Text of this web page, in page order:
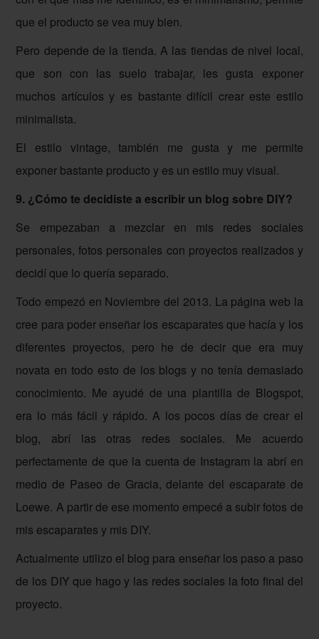
que el producto se vea muy bien.
Pero depende de la tienda. A las tiendas de nivel local,
que son con las suelo trabajar, les gusta exponer
muchos artículos y es bastante difícil crear este estilo
minimalista.
El estilo vintage, también me gusta y me permite
exponer bastante producto y es un estilo muy visual.
9. ¿Cómo te decidiste a escribir un blog sobre DIY?
Se empezaban a mezclar en mis redes sociales
personales, fotos personales con proyectos realizados y
decidí que lo quería separado.
Todo empezó en Noviembre del 2013. La página web la
cree para poder enseñar los escaparates que hacía y los
diferentes proyectos, pero he de decir que era muy
novata en todo esto de los blogs y no tenía demasiado
conocimiento. Me ayudé de una plantilla de Blogspot,
era lo más fácil y rápido. A los pocos días de crear el
blog, abrí las otras redes sociales. Me acuerdo
perfectamente de que la cuenta de Instagram la abrí en
medio de Paseo de Gracia, delante del escaparate de
Loewe. A partir de ese momento empecé a subir fotos de
mis escaparates y mis DIY.
Actualmente utilizo el blog para enseñar los paso a paso
de los DIY que hago y las redes sociales la foto final del
proyecto.